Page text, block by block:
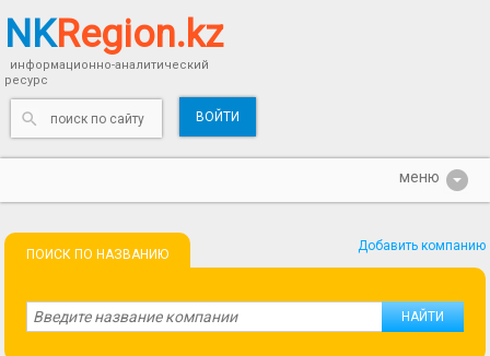
NKRegion.kz
информационно-аналитический
ресурс
ВОЙТИ
ПОИСК ПО НАЗВАНИЮ
Добавить компанию